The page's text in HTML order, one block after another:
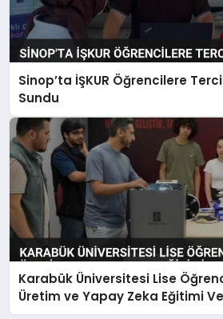
Sinop’ta İŞKUR Öğrencilere
Sundu
Karabük Üniversitesi Lise
Üretim ve Yapay Zeka Eğitimi